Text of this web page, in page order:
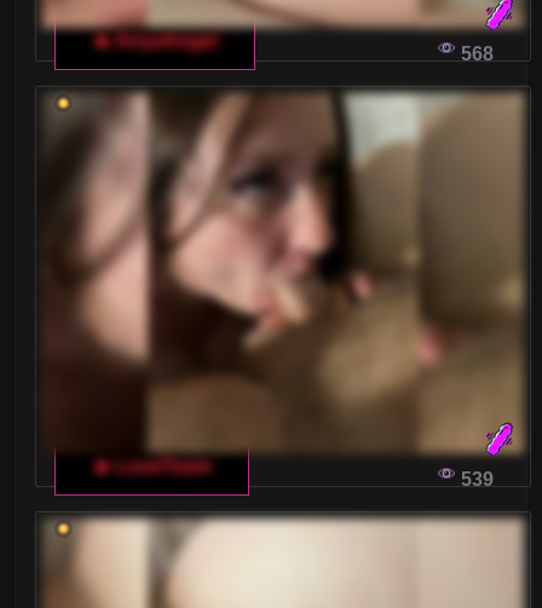
🔥 AnyaAngel
568
🔥 LoveTeam
539